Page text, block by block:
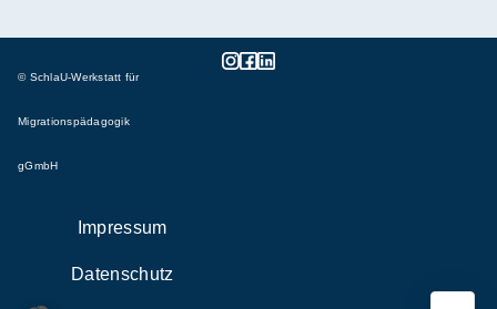
© SchlaU-Werkstatt für
Migrationspädagogik
gGmbH
Impressum
Datenschutz